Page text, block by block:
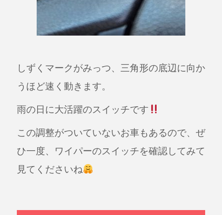
しずくマークがみっつ、三角形の底辺に向か
うほど速く動きます。
雨の日に大活躍のスイッチです
この調整がついていないお車もあるので、ぜ
ひ一度、ワイパーのスイッチを確認してみて
見てくださいね